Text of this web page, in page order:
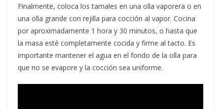
Finalmente, coloca los tamales en una olla vaporera o en
una olla grande con rejilla para cocción al vapor. Cocina
por aproximadamente 1 hora y 30 minutos, o hasta que
la masa esté completamente cocida y firme al tacto. Es
importante mantener el agua en el fondo de la olla para
que no se evapore y la cocción sea uniforme.